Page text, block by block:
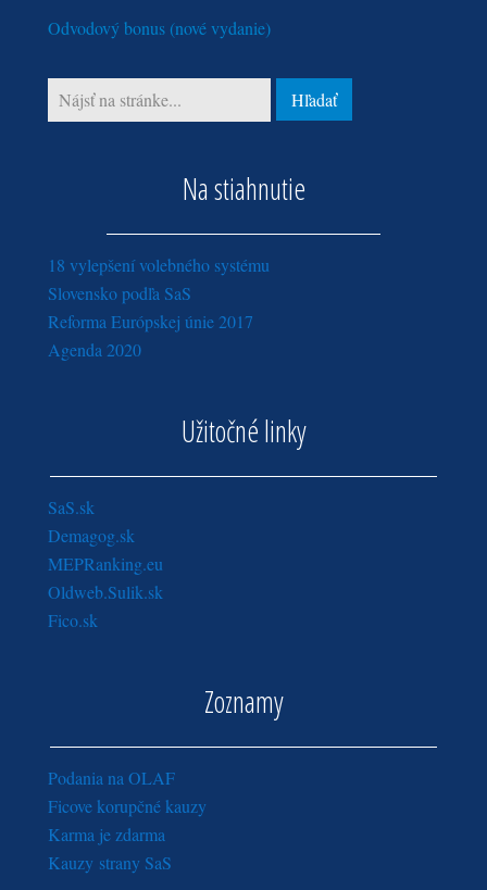
Odvodový bonus (nové vydanie)
Na stiahnutie
18 vylepšení volebného systému
Slovensko podľa SaS
Reforma Európskej únie 2017
Agenda 2020
Užitočné linky
SaS.sk
Demagog.sk
MEPRanking.eu
Oldweb.Sulik.sk
Fico.sk
Zoznamy
Podania na OLAF
Ficove korupčné kauzy
Karma je zdarma
Kauzy strany SaS